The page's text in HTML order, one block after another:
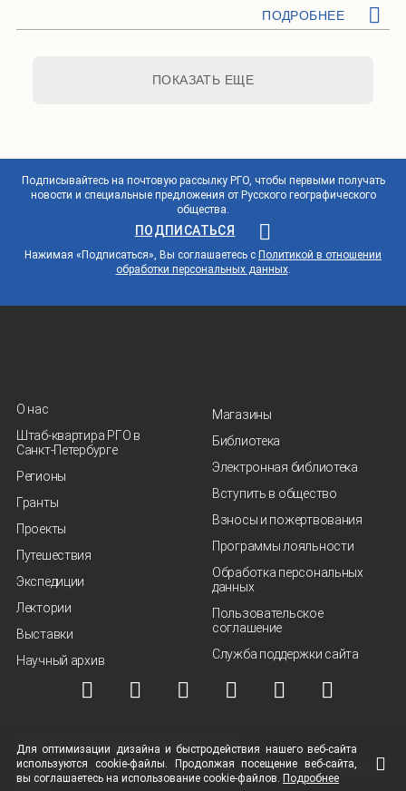
ПОДРОБНЕЕ
ПОКАЗАТЬ ЕЩЕ
Подписывайтесь на почтовую рассылку РГО, чтобы первыми получать
новости и специальные предложения от Русского географического
общества.
ПОДПИСАТЬСЯ
Нажимая «Подписаться», Вы соглашаетесь с Политикой в отношении
обработки персональных данных.
О нас
Штаб-квартира РГО в
Санкт‑Петербурге
Регионы
Гранты
Проекты
Путешествия
Экспедиции
Лектории
Выставки
Научный архив
Магазины
Библиотека
Электронная библиотека
Вступить в общество
Взносы и пожертвования
Программы лояльности
Обработка персональных
данных
Пользовательское
соглашение
Служба поддержки сайта
© ВОО "Русское географическое общество", 2013-2026 г.
Условия использования материалов
Политика защиты и обработки персональных
данных
Для оптимизации дизайна и быстродействия нашего веб-сайта
используются cookie-файлы. Продолжая посещение веб-сайта,
вы соглашаетесь на использование cookie-файлов. Подробнее